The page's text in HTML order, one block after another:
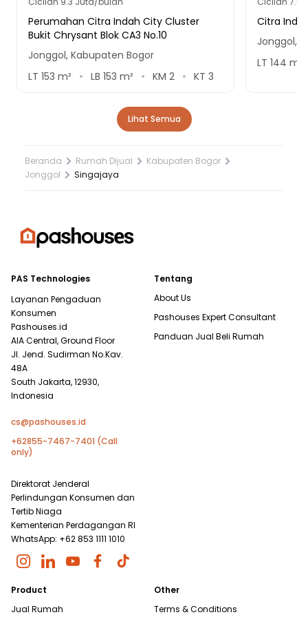
Perumahan Citra Indah City Cluster
Bukit Chrysant Blok CA3 No.10
Jonggol, Kabupaten Bogor
LT 153 m² LB 153 m² KM 2 KT 3
Citra
Jonggol,
LT 144 m²
Lihat Semua
Beranda Rumah Dijual
Kabupaten Bogor
Jonggol
Singajaya
PAS Technologies
Layanan Pengaduan
Konsumen
Pashouses.id
AIA Central, Ground Floor
Jl. Jend. Sudirman No.Kav.
48A
South Jakarta, 12930,
Indonesia
cs@pashouses.id
+62855-7467-7401 (Call
only)
Direktorat Jenderal
Perlindungan Konsumen dan
Tertib Niaga
Kementerian Perdagangan RI
WhatsApp: +62 853 1111 1010
Tentang
About Us
Pashouses Expert Consultant
Panduan Jual Beli Rumah
Product
Jual Rumah
Other
Terms & Conditions